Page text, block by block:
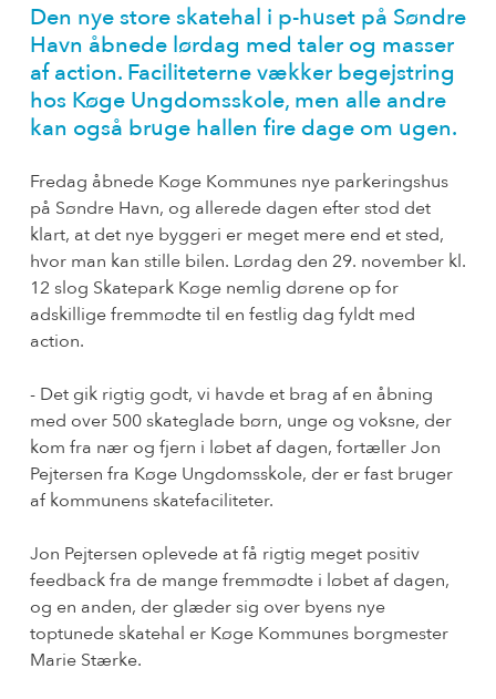
Den nye store skatehal i p-huset på Søndre
Havn åbnede lørdag med taler og masser
af action. Faciliteterne vækker begejstring
hos Køge Ungdomsskole, men alle andre
kan også bruge hallen fire dage om ugen.
Fredag åbnede Køge Kommunes nye parkeringshus
på Søndre Havn, og allerede dagen efter stod det
klart, at det nye byggeri er meget mere end et sted,
hvor man kan stille bilen. Lørdag den 29. november kl.
12 slog Skatepark Køge nemlig dørene op for
adskillige fremmødte til en festlig dag fyldt med
action.
- Det gik rigtig godt, vi havde et brag af en åbning
med over 500 skateglade børn, unge og voksne, der
kom fra nær og fjern i løbet af dagen, fortæller Jon
Pejtersen fra Køge Ungdomsskole, der er fast bruger
af kommunens skatefaciliteter.
Jon Pejtersen oplevede at få rigtig meget positiv
feedback fra de mange fremmødte i løbet af dagen,
og en anden, der glæder sig over byens nye
toptunede skatehal er Køge Kommunes borgmester
Marie Stærke.